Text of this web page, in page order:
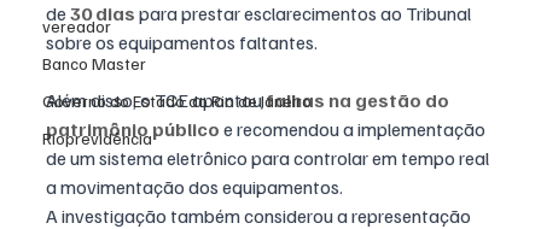
vereador
Banco Master
Governo do Estado do Rio de Janeiro
Rioprevidência
de 30 dias para prestar esclarecimentos ao Tribunal
sobre os equipamentos faltantes.
Além disso, o TCE apontou falhas na gestão do
patrimônio público e recomendou a implementação
de um sistema eletrônico para controlar em tempo real
a movimentação dos equipamentos.
A investigação também considerou a representação